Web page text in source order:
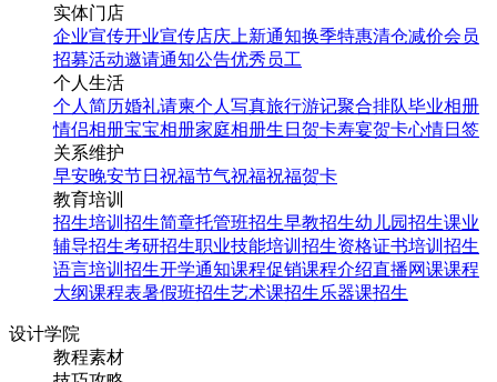
实体门店
企业宣传开业宣传店庆 上新通知换季特惠清仓减价会员
招募活动邀请通知公告优秀员工
个人生活
个人简历婚礼请柬个人写真旅行游记聚合排队毕业相册
情侣相册宝宝相册家庭相册生日贺卡寿宴贺卡心情日签
关系维护
早安晚安节日祝福节气祝福祝福贺卡
教育培训
招生培训 招生简章托管班招生早教招生幼儿园招生课业
辅导招生考研招生职业技能培训招生资格证书培训招生
语言培训招生开学通知课程促销课程介绍直播网课课程
大纲课程表暑假班招生艺术课招生乐器课招生
设计学院
教程素材